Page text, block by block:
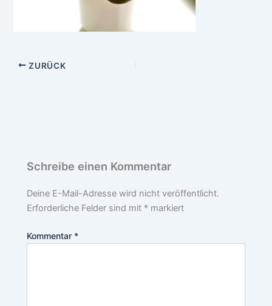
ZURÜCK
Schreibe einen Kommentar
Deine E-Mail-Adresse wird nicht veröffentlicht.
Erforderliche Felder sind mit * markiert
Kommentar *